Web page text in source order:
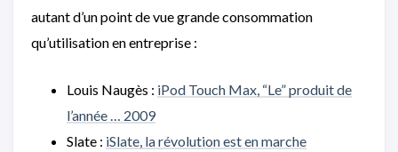
autant d’un point de vue grande consommation
qu’utilisation en entreprise :
Louis Naugès : iPod Touch Max, “Le” produit de
l’année … 2009
Slate : iSlate, la révolution est en marche